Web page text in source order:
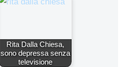
Rita Dalla Chiesa,
sono depressa senza
televisione